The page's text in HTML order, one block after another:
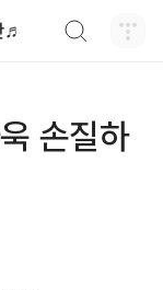
♬
손질하